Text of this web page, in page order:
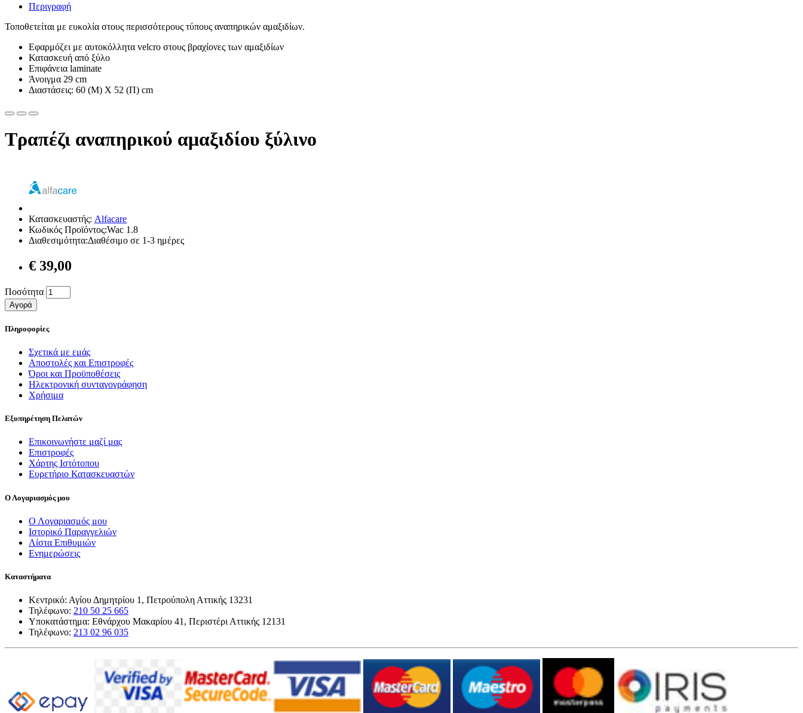
Περιγραφή
Τοποθετείται με ευκολία στους περισσότερους τύπους αναπηρικών αμαξιδίων.
Εφαρμόζει με αυτοκόλλητα velcro στους βραχίονες των αμαξιδίων
Κατασκευή από ξύλο
Επιφάνεια laminate
Άνοιγμα 29 cm
Διαστάσεις: 60 (Μ) X 52 (Π) cm
Τραπέζι αναπηρικού αμαξιδίου ξύλινο
Κατασκευαστής: Alfacare
Κωδικός Προϊόντος:Wac 1.8
Διαθεσιμότητα:Διαθέσιμο σε 1-3 ημέρες
€ 39,00
Ποσότητα
Αγορά
Πληροφορίες
Σχετικά με εμάς
Αποστολές και Επιστροφές
Όροι και Προϋποθέσεις
Ηλεκτρονική συνταγογράφηση
Χρήσιμα
Εξυπηρέτηση Πελατών
Επικοινωνήστε μαζί μας
Επιστροφές
Χάρτης Ιστότοπου
Ευρετήριο Κατασκευαστών
Ο Λογαριασμός μου
Ο Λογαριασμός μου
Ιστορικό Παραγγελιών
Λίστα Επιθυμιών
Ενημερώσεις
Καταστήματα
Κεντρικό: Αγίου Δημητρίου 1, Πετρούπολη Αττικής 13231
Τηλέφωνο: 210 50 25 665
Υποκατάστημα: Εθνάρχου Μακαρίου 41, Περιστέρι Αττικής 12131
Τηλέφωνο: 213 02 96 035